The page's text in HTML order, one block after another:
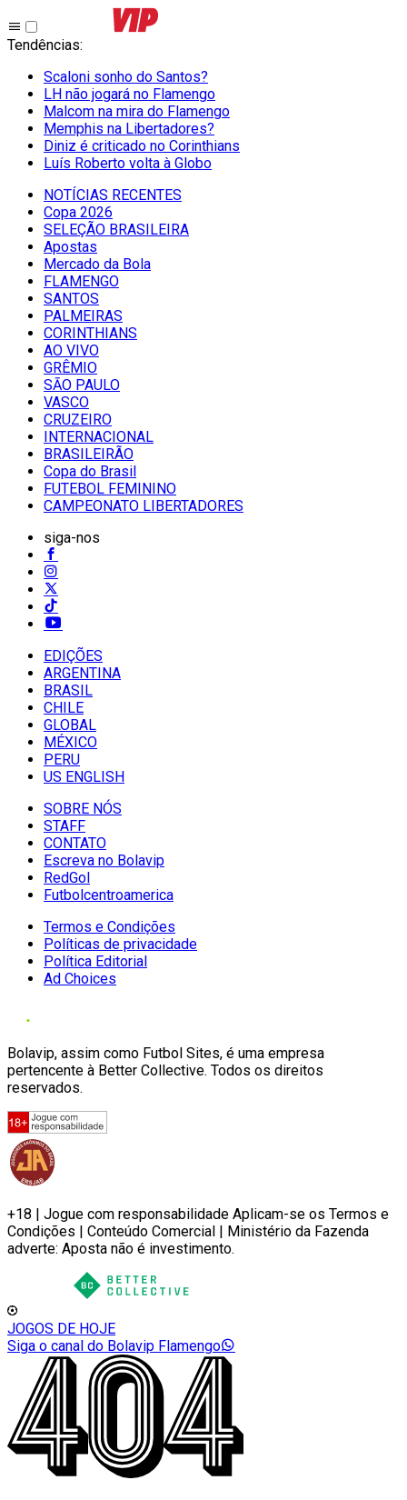
Tendências:
Scaloni sonho do Santos?
LH não jogará no Flamengo
Malcom na mira do Flamengo
Memphis na Libertadores?
Diniz é criticado no Corinthians
Luís Roberto volta à Globo
NOTÍCIAS RECENTES
Copa 2026
SELEÇÃO BRASILEIRA
Apostas
Mercado da Bola
FLAMENGO
SANTOS
PALMEIRAS
CORINTHIANS
AO VIVO
GRÊMIO
SĀO PAULO
VASCO
CRUZEIRO
INTERNACIONAL
BRASILEIRÃO
Copa do Brasil
FUTEBOL FEMININO
CAMPEONATO LIBERTADORES
siga-nos
EDIÇÕES
ARGENTINA
BRASIL
CHILE
GLOBAL
MÉXICO
PERU
US ENGLISH
SOBRE NÓS
STAFF
CONTATO
Escreva no Bolavip
RedGol
Futbolcentroamerica
Termos e Condições
Políticas de privacidade
Política Editorial
Ad Choices
Bolavip, assim como Futbol Sites, é uma empresa
pertencente à Better Collective. Todos os direitos
reservados.
+18 | Jogue com responsabilidade Aplicam-se os Termos e
Condições | Conteúdo Comercial | Ministério da Fazenda
adverte: Aposta não é investimento.
JOGOS DE HOJE
Siga o canal do Bolavip Flamengo